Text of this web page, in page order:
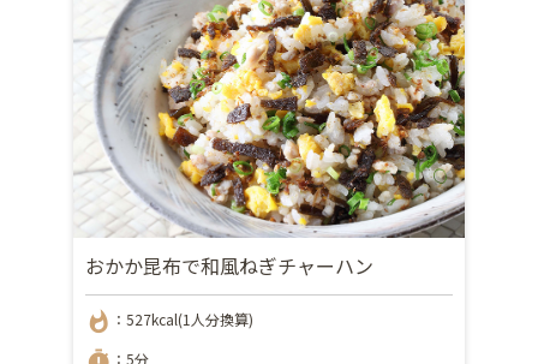
おかか昆布で和風ねぎチャーハン
whatshot ：527kcal(1人分換算)
：5分